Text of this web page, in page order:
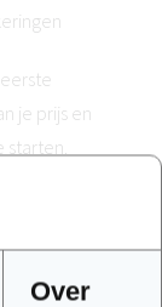
Over
je prijs en
starten.